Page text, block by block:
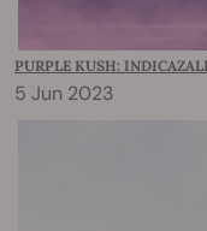
PURPLE KUSH:
5 Jun 2023